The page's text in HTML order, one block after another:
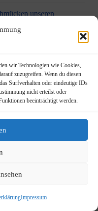
wir Technologien wie Cookies,
zuzugreifen. Wenn du diesen
Surfverhalten oder eindeutige IDs
nicht erteilst oder
beeinträchtigt werden.
Impressum
unseren
2023
12. November 2023
2023
2023
22.11.2023 in Vilich